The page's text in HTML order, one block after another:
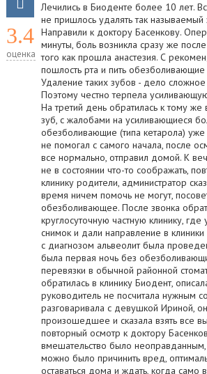
3.4
оценка
Лечились в Биоденте более 10 лет.
не пришлось удалять так называемый
Направили к доктору Басенкову.
минуты, боль возникла сразу же
того как прошла анастезия. С
пошлость рта и пить
Удаление таких зубов - дело
Поэтому честно терпела
На третий день обратилась к тому же
зуб, с жалобами на усиливающиеся
обезболивающие (типа кетарола)
не помогал с самого начала, после
все нормально, отправил домой. К
не в состоянии что-то соображать,
клинику родители, администратор
время ничем помочь не могут,
обезболивающее. После звонка
круглосуточную частную клинику,
снимок и дали направление в
с диагнозом альвеолит была
была первая ночь без
перевязки в обычной районной
обратилась в клинику Биодент,
руководитель не посчитала нужным
разговаривала с девушкой Ириной,
произошедшее и сказала взять все
повторный осмотр к доктору
вмешательство было неоправданным,
можно было причинить вред,
оставаться дома и ждать, когда само